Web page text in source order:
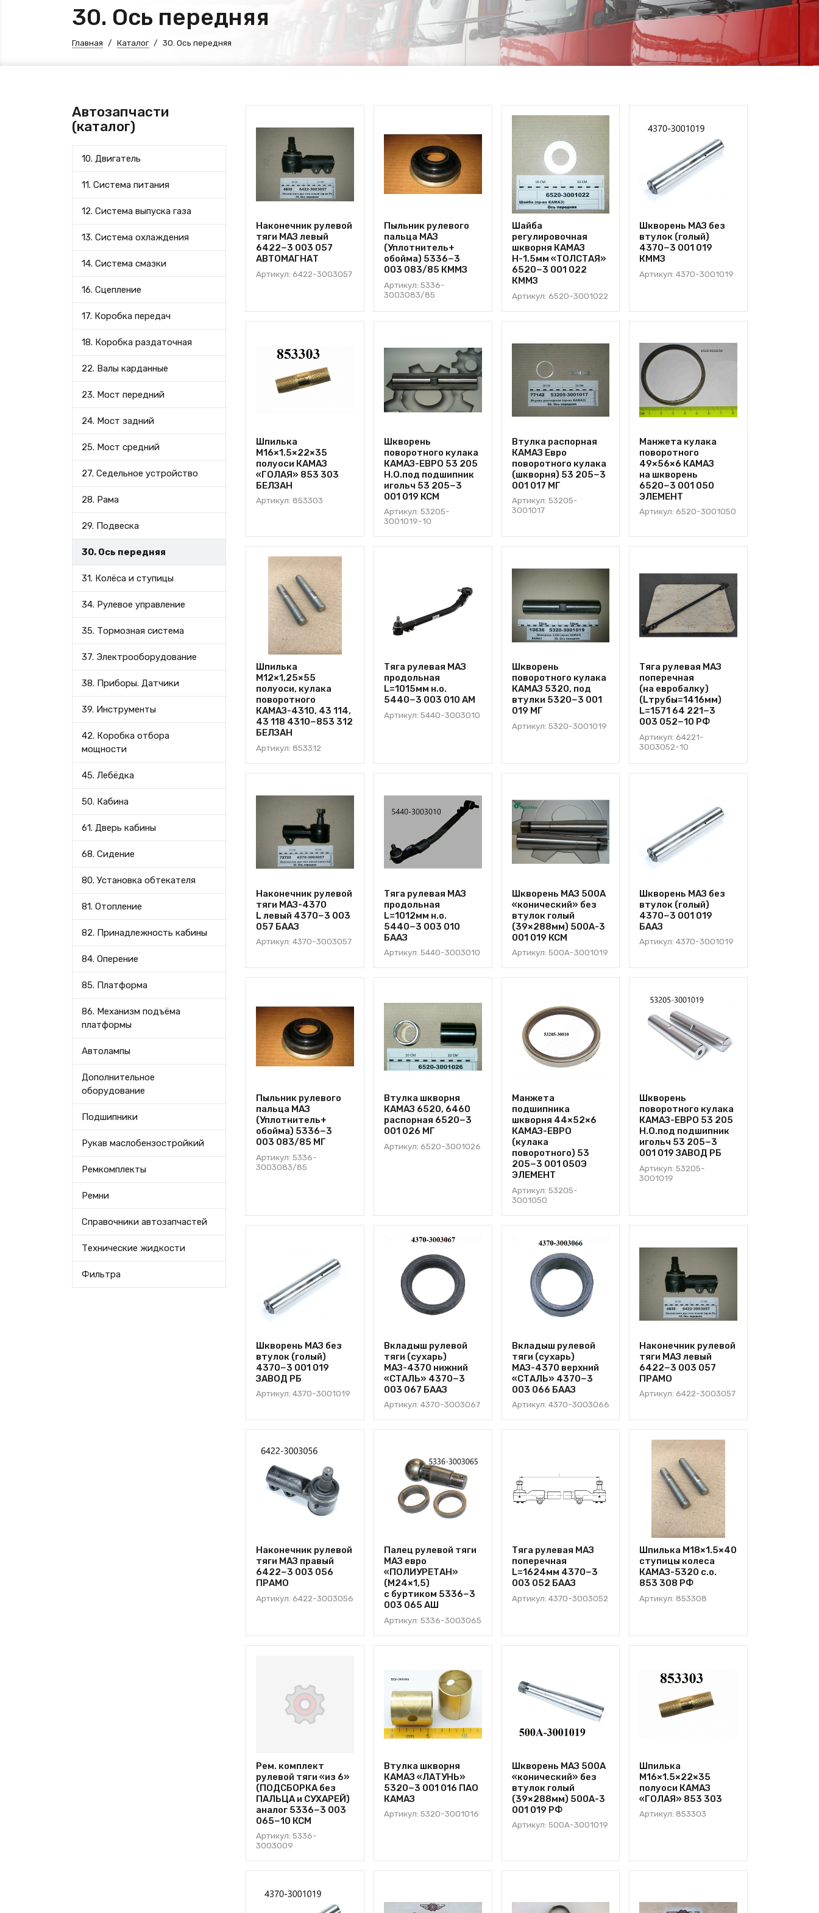
30. Ось передняя
Главная Каталог 30. Ось передняя
Автозапчасти
(каталог)
10. Двигатель
11. Система питания
12. Система выпуска газа
13. Система охлаждения
14. Система смазки
16. Сцепление
17. Коробка передач
18. Коробка раздаточная
22. Валы карданные
23. Мост передний
24. Мост задний
25. Мост средний
27. Седельное устройство
28. Рама
29. Подвеска
30. Ось передняя
31. Колёса и ступицы
34. Рулевое управление
35. Тормозная система
37. Электрооборудование
38. Приборы. Датчики
39. Инструменты
42. Коробка отбора
мощности
45. Лебёдка
50. Кабина
61. Дверь кабины
68. Сидение
80. Установка обтекателя
81. Отопление
82. Принадлежность кабины
84. Оперение
85. Платформа
86. Механизм подъёма
платформы
Автолампы
Дополнительное
оборудование
Подшипники
Рукав маслобензостройкий
Ремкомплекты
Ремни
Справочники автозапчастей
Технические жидкости
Фильтра
Наконечник рулевой
тяги МАЗ левый
6422−3 003 057
АВТОМАГНАТ
Артикул: 6422-3003057
Пыльник рулевого
пальца МАЗ
(Уплотнитель+
обойма) 5336−3
003 083/85 КММЗ
Артикул: 5336-
3003083/85
Шайба
регулировочная
шкворня КАМАЗ
Н-1.5мм «ТОЛСТАЯ»
6520−3 001 022
КММЗ
Артикул: 6520-3001022
Шкворень МАЗ без
втулок (голый)
4370−3 001 019
КММЗ
Артикул: 4370-3001019
Шпилька
М16×1.5×22×35
полуоси КАМАЗ
«ГОЛАЯ» 853 303
БЕЛЗАН
Артикул: 853303
Шкворень
поворотного кулака
КАМАЗ-ЕВРО 53 205
Н.О.под подшипник
игольч 53 205−3
001 019 КСМ
Артикул: 53205-
3001019-10
Втулка распорная
КАМАЗ Евро
поворотного кулака
(шкворня) 53 205−3
001 017 МГ
Артикул: 53205-
3001017
Манжета кулака
поворотного
49×56×6 КАМАЗ
на шкворень
6520−3 001 050
ЭЛЕМЕНТ
Артикул: 6520-3001050
Шпилька
М12×1,25×55
полуоси, кулака
поворотного
КАМАЗ-4310, 43 114,
43 118 4310−853 312
БЕЛЗАН
Артикул: 853312
Тяга рулевая МАЗ
продольная
L=1015мм н.о.
5440−3 003 010 АМ
Артикул: 5440-3003010
Шкворень
поворотного кулака
КАМАЗ 5320, под
втулки 5320−3 001
019 МГ
Артикул: 5320-3001019
Тяга рулевая МАЗ
поперечная
(на евробалку)
(Lтрубы=1416мм)
L=1571 64 221−3
003 052−10 РФ
Артикул: 64221-
3003052-10
Наконечник рулевой
тяги МАЗ-4370
L левый 4370−3 003
057 БААЗ
Артикул: 4370-3003057
Тяга рулевая МАЗ
продольная
L=1012мм н.о.
5440−3 003 010
БААЗ
Артикул: 5440-3003010
Шкворень МАЗ 500А
«конический» без
втулок голый
(39×288мм) 500А-3
001 019 КСМ
Артикул: 500А-3001019
Шкворень МАЗ без
втулок (голый)
4370−3 001 019
БААЗ
Артикул: 4370-3001019
Пыльник рулевого
пальца МАЗ
(Уплотнитель+
обойма) 5336−3
003 083/85 МГ
Артикул: 5336-
3003083/85
Втулка шкворня
КАМАЗ 6520, 6460
распорная 6520−3
001 026 МГ
Артикул: 6520-3001026
Манжета
подшипника
шкворня 44×52×6
КАМАЗ-ЕВРО
(кулака
поворотного) 53
205−3 001 050Э
ЭЛЕМЕНТ
Артикул: 53205-
3001050
Шкворень
поворотного кулака
КАМАЗ-ЕВРО 53 205
Н.О.под подшипник
игольч 53 205−3
001 019 ЗАВОД РБ
Артикул: 53205-
3001019
Шкворень МАЗ без
втулок (голый)
4370−3 001 019
ЗАВОД РБ
Артикул: 4370-3001019
Вкладыш рулевой
тяги (сухарь)
МАЗ-4370 нижний
«СТАЛЬ» 4370−3
003 067 БААЗ
Артикул: 4370-3003067
Вкладыш рулевой
тяги (сухарь)
МАЗ-4370 верхний
«СТАЛЬ» 4370−3
003 066 БААЗ
Артикул: 4370-3003066
Наконечник рулевой
тяги МАЗ левый
6422−3 003 057
ПРАМО
Артикул: 6422-3003057
Наконечник рулевой
тяги МАЗ правый
6422−3 003 056
ПРАМО
Артикул: 6422-3003056
Палец рулевой тяги
МАЗ евро
«ПОЛИУРЕТАН»
(М24×1,5)
с буртиком 5336−3
003 065 АШ
Артикул: 5336-3003065
Тяга рулевая МАЗ
поперечная
L=1624мм 4370−3
003 052 БААЗ
Артикул: 4370-3003052
Шпилька М18×1.5×40
ступицы колеса
КАМАЗ-5320 с.о.
853 308 РФ
Артикул: 853308
Рем. комплект
рулевой тяги «из 6»
(ПОДСБОРКА без
ПАЛЬЦА и СУХАРЕЙ)
аналог 5336−3 003
065−10 КСМ
Артикул: 5336-
3003009
Втулка шкворня
КАМАЗ «ЛАТУНЬ»
5320−3 001 016 ПАО
КАМАЗ
Артикул: 5320-3001016
Шкворень МАЗ 500А
«конический» без
втулок голый
(39×288мм) 500А-3
001 019 РФ
Артикул: 500А-3001019
Шпилька
М16×1.5×22×35
полуоси КАМАЗ
«ГОЛАЯ» 853 303
Артикул: 853303